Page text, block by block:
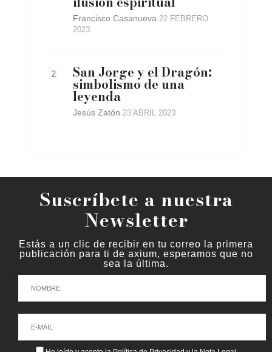
Francisco Casanueva 22 FEBRERO
2023
San Jorge y el Dragón:
simbolismo de una
leyenda
Jesús Zatón 23 ABRIL 2023
Suscríbete a nuestra
Newsletter
Estás a un clic de recibir en tu correo la primera
publicación para ti de axium, esperamos que no
sea la última.